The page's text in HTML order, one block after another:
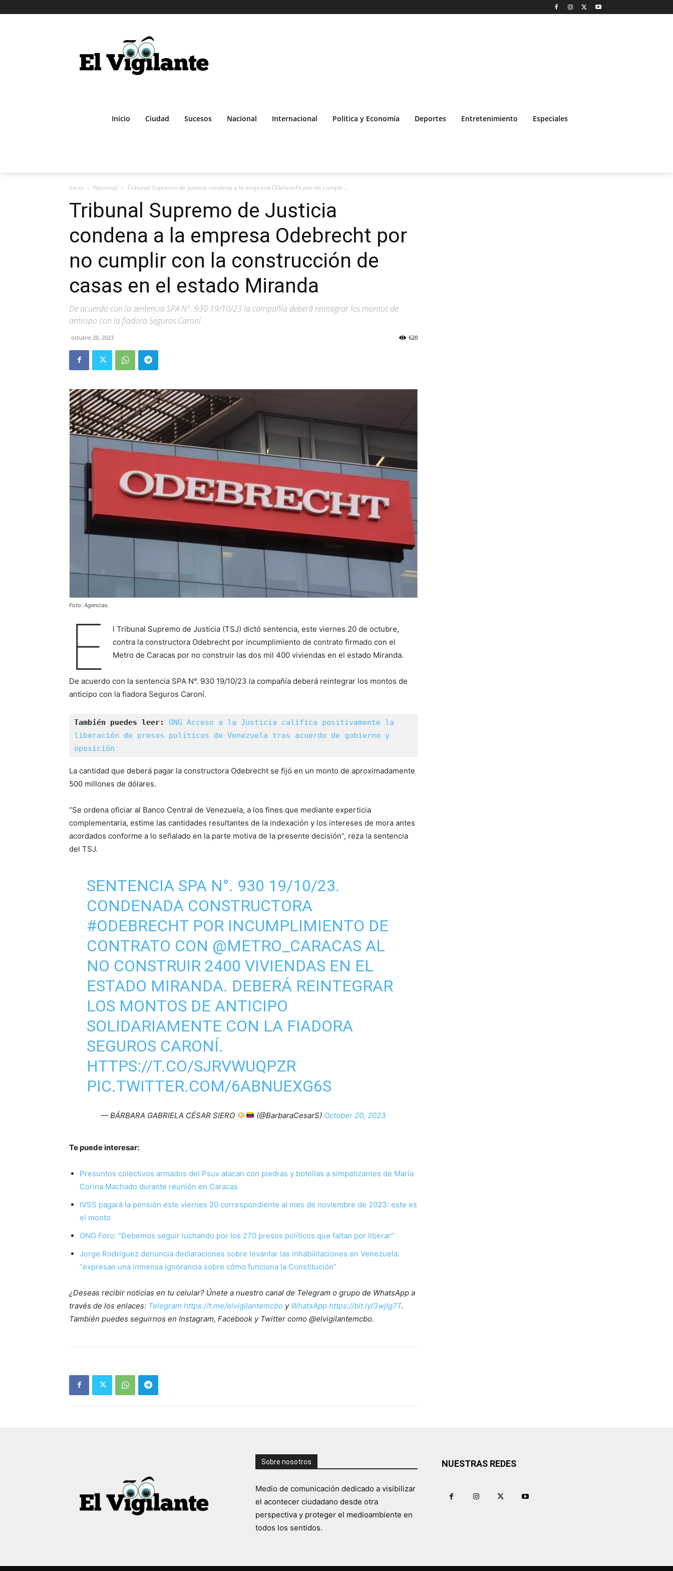
Inicio Ciudad Sucesos Nacional Internacional Politica y Economía Deportes Entretenimiento Especiales
Inicio Nacional Tribunal Supremo de Justicia condena a la empresa Odebrecht por no cumplir...
Tribunal Supremo de Justicia
condena a la empresa Odebrecht por
no cumplir con la construcción de
casas en el estado Miranda
De acuerdo con la sentencia SPA N°. 930 19/10/23 la compañía deberá reintegrar los montos de
anticipo con la fiadora Seguros Caroní
octubre 20, 2023 620
Foto: Agencias.
E
l Tribunal Supremo de Justicia (TSJ) dictó sentencia, este viernes 20 de octubre,
contra la constructora Odebrecht por incumplimiento de contrato firmado con el
Metro de Caracas por no construir las dos mil 400 viviendas en el estado Miranda.
De acuerdo con la sentencia SPA N°. 930 19/10/23 la compañía deberá reintegrar los montos de
anticipo con la fiadora Seguros Caroní.
También puedes leer: ONG Acceso a la Justicia califica positivamente la
liberación de presos políticos de Venezuela tras acuerdo de gobierno y
oposición
La cantidad que deberá pagar la constructora Odebrecht se fijó en un monto de aproximadamente
500 millones de dólares.
“Se ordena oficiar al Banco Central de Venezuela, a los fines que mediante experticia
complementaria, estime las cantidades resultantes de la indexación y los intereses de mora antes
acordados conforme a lo señalado en la parte motiva de la presente decisión”, reza la sentencia
del TSJ.
SENTENCIA SPA N°. 930 19/10/23.
CONDENADA CONSTRUCTORA
#ODEBRECHTPOR INCUMPLIMIENTO DE
CONTRATO CON @METRO_CARACAS AL
NO CONSTRUIR 2400 VIVIENDAS EN EL
ESTADO MIRANDA. DEBERÁ REINTEGRAR
LOS MONTOS DE ANTICIPO
SOLIDARIAMENTE CON LA FIADORA
SEGUROS CARONÍ.
HTTPS://T.CO/SJRVWUQPZR
PIC.TWITTER.COM/6ABNUEXG6S
— BÁRBARA GABRIELA CÉSAR SIERO (@BarbaraCesarS) October 20, 2023
Te puede interesar:
Presuntos colectivos armados del Psuv atacan con piedras y botellas a simpatizantes de María
Corina Machado durante reunión en Caracas
IVSS pagará la pensión este viernes 20 correspondiente al mes de noviembre de 2023: este es
el monto
ONG Foro: “Debemos seguir luchando por los 270 presos políticos que faltan por liberar”
Jorge Rodríguez denuncia declaraciones sobre levantar las inhabilitaciones en Venezuela:
“expresan una inmensa ignorancia sobre cómo funciona la Constitución”
¿Deseas recibir noticias en tu celular? Únete a nuestro canal de Telegram o grupo de WhatsApp a
través de los enlaces: Telegram https://t.me/elvigilantemcbo y WhatsApp https://bit.ly/3wjIg7T.
También puedes seguirnos en Instagram, Facebook y Twitter como @elvigilantemcbo.
Sobre nosotros
Medio de comunicación dedicado a visibilizar
el acontecer ciudadano desde otra
perspectiva y proteger el medioambiente en
todos los sentidos.
NUESTRAS REDES